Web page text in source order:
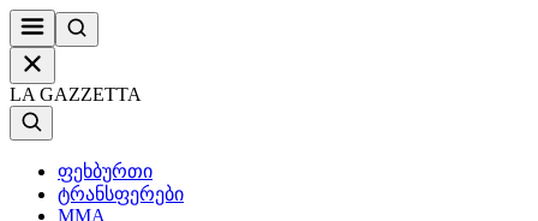
LA GAZZETTA
ფეხბურთი
ტრანსფერები
MMA